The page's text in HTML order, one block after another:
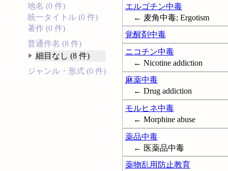
地名 (0 件)
統一タイトル (0 件)
著作 (0 件)
普通件名 (8 件)
細目なし (8 件)
ジャンル・形式 (0 件)
エルゴチン中毒
← 麦角中毒; Ergotism
覚醒剤中毒
ニコチン中毒
← Nicotine addiction
麻薬中毒
← Drug addiction
モルヒネ中毒
← Morphine abuse
薬品中毒
← 医薬品中毒
薬物乱用防止教育